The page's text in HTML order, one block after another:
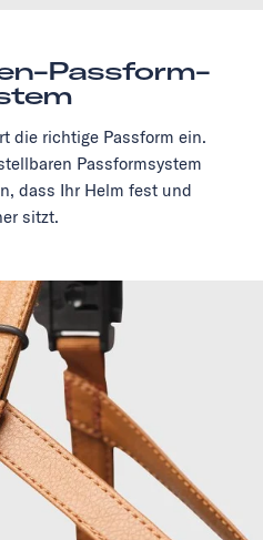
Passform-
die richtige Passform ein.
Passformsystem
dass Ihr Helm fest und
sitzt.